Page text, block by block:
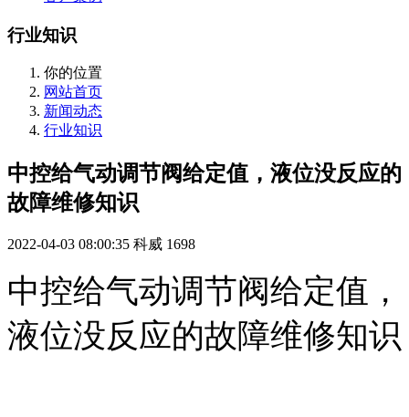
行业知识
你的位置
网站首页
新闻动态
行业知识
中控给气动调节阀给定值，液位没反应的
故障维修知识
2022-04-03 08:00:35 科威 1698
中控给气动调节阀给定值，
液位没反应的故障维修知识